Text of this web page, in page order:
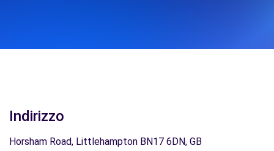
Indirizzo
Horsham Road, Littlehampton BN17 6DN, GB